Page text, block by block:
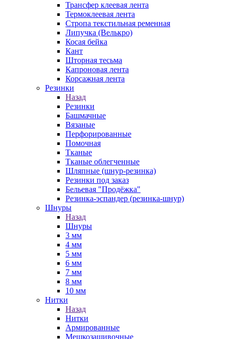
Трансфер клеевая лента
Термоклеевая лента
Стропа текстильная ременная
Липучка (Велькро)
Косая бейка
Кант
Шторная тесьма
Капроновая лента
Корсажная лента
Резинки
Назад
Резинки
Башмачные
Вязаные
Перфорированные
Помочная
Тканые
Тканые облегченные
Шляпные (шнур-резинка)
Резинки под заказ
Бельевая "Продёжка"
Резинка-эспандер (резинка-шнур)
Шнуры
Назад
Шнуры
3 мм
4 мм
5 мм
6 мм
7 мм
8 мм
10 мм
Нитки
Назад
Нитки
Армированные
Мешкозашивочные